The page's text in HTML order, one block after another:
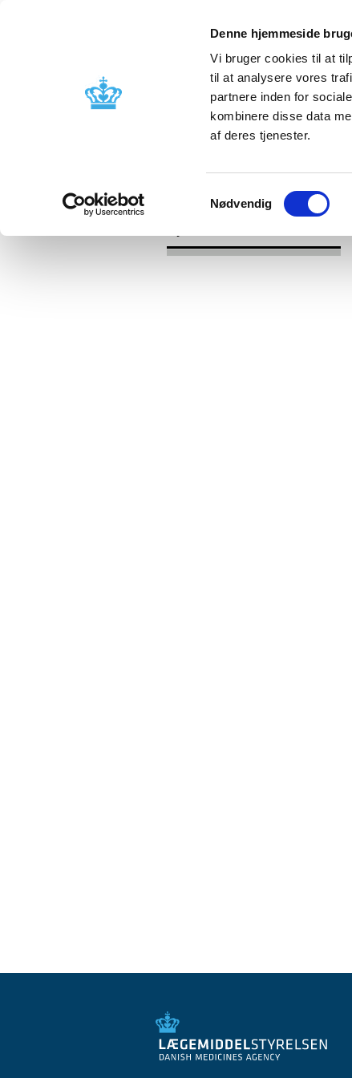
Denne hjemmeside
Vi bruger cookies til at
til at analysere vores
partnere inden for
kombinere disse data
af deres tjenester.
Samtykkevalg
Nødvendig
Godkendelse og